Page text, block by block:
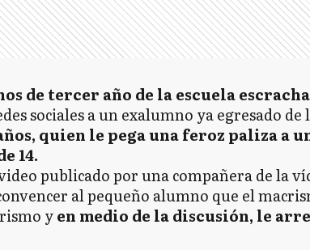
de tercer año de la escuela
sociales a un exalumno ya egresado de
quien le pega una feroz paliza a
14.
publicado por una compañera de la
al pequeño alumno que el
yen medio de la discusión, le